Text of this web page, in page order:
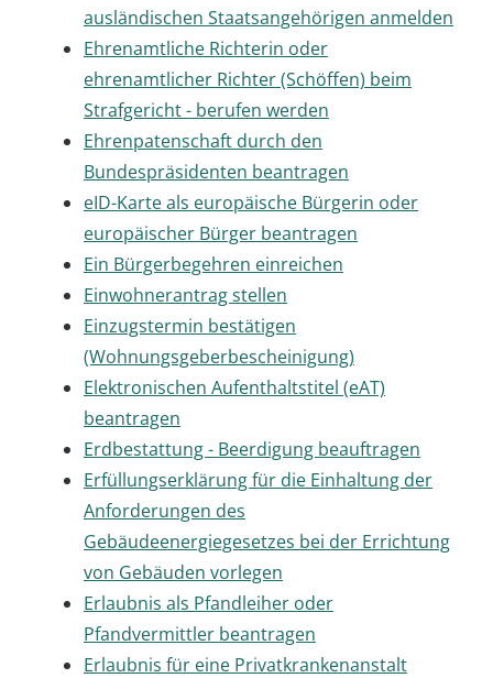
ausländischen Staatsangehörigen anmelden
Ehrenamtliche Richterin oder
ehrenamtlicher Richter (Schöffen) beim
Strafgericht - berufen werden
Ehrenpatenschaft durch den
Bundespräsidenten beantragen
eID-Karte als europäische Bürgerin oder
europäischer Bürger beantragen
Ein Bürgerbegehren einreichen
Einwohnerantrag stellen
Einzugstermin bestätigen
(Wohnungsgeberbescheinigung)
Elektronischen Aufenthaltstitel (eAT)
beantragen
Erdbestattung - Beerdigung beauftragen
Erfüllungserklärung für die Einhaltung der
Anforderungen des
Gebäudeenergiegesetzes bei der Errichtung
von Gebäuden vorlegen
Erlaubnis als Pfandleiher oder
Pfandvermittler beantragen
Erlaubnis für eine Privatkrankenanstalt